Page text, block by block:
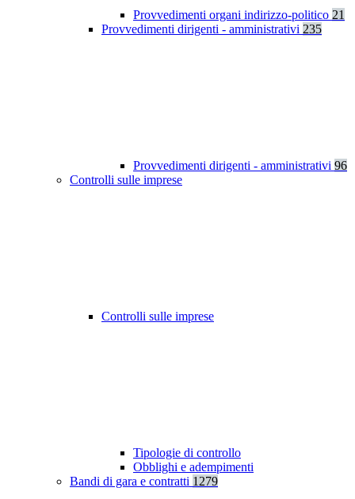
Provvedimenti organi indirizzo-politico 21
Provvedimenti dirigenti - amministrativi 235
Provvedimenti dirigenti - amministrativi 96
Controlli sulle imprese
Controlli sulle imprese
Tipologie di controllo
Obblighi e adempimenti
Bandi di gara e contratti 1279